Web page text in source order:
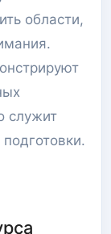
области,
служит